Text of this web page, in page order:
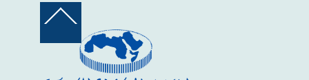
Back
Top